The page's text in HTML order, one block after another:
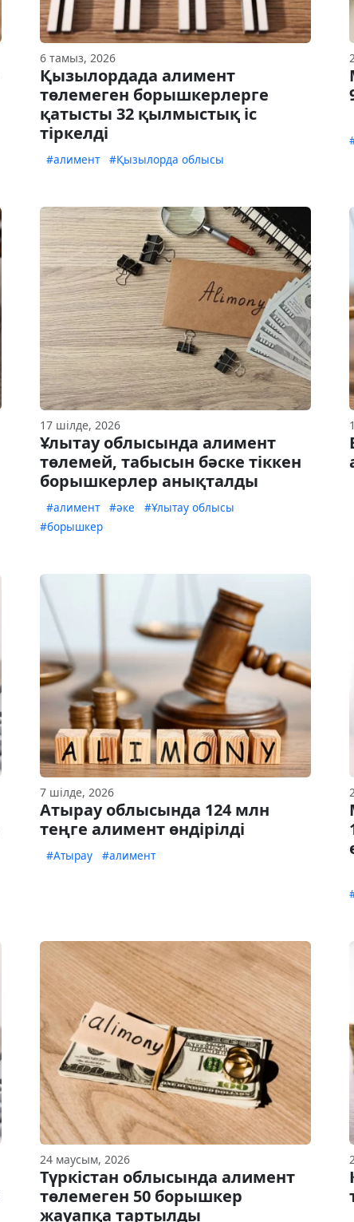
6 тамыз, 2026
Қызылордада алимент
төлемеген борышкерлерге
қатысты 32 қылмыстық іс
тіркелді
#алимент #Қызылорда облысы
17 шілде, 2026
Ұлытау облысында алимент
төлемей, табысын бәске тіккен
борышкерлер анықталды
#алимент #әке
#Ұлытау облысы
#борышкер
7 шілде, 2026
Атырау облысында 124 млн
теңге алимент өндірілді
#Атырау #алимент
24 маусым, 2026
Түркістан облысында алимент
төлемеген 50 борышкер
жауапқа тартылды